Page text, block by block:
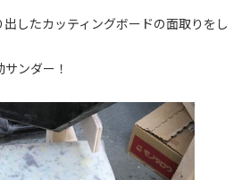
したカッティングボードの面取りをし
ンダー！